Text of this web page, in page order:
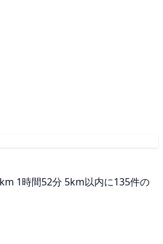
1時間52分 5km以内に135件の